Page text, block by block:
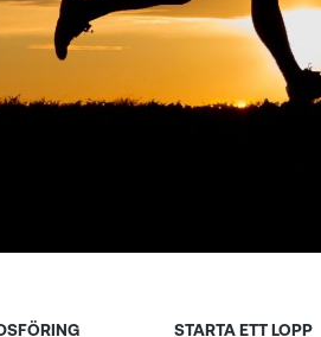
STARTA ETT LOPP